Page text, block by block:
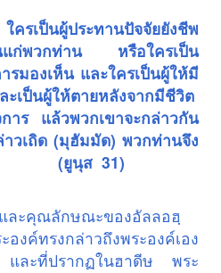
ใครเป็นผู้ประทานปัจจัยยังชีพ
แก่พวกท่าน หรือใครเป็น
รมองเห็น และใครเป็นผู้ให้มี
ป็นผู้ให้ตายหลังจากมีชีวิต
การ แล้วพวกเขาจะกล่าวกัน
วเถิด (มุฮัมมัด) พวกท่านจึง
 (ยูนุส 31)
และคุณลักษณะของอัลลอฮฺ
งค์ทรงกล่าวถึงพระองค์เอง
และที่ปรากฏในฮาดีษ พระ